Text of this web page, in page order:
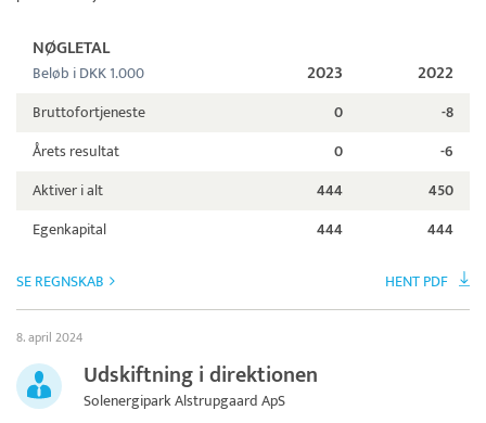
NØGLETAL
Beløb i DKK 1.000 2023 2022
Bruttofortjeneste 0
-8
Årets resultat
0
-6
Aktiver i alt
444
450
Egenkapital
444 444
SE REGNSKAB HENT PDF
8. april 2024
Udskiftning i direktionen
Solenergipark Alstrupgaard ApS